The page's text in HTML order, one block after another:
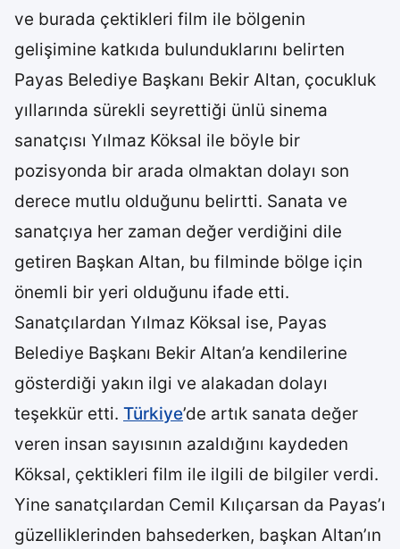
ve burada çektikleri film ile bölgenin
gelişimine katkıda bulunduklarını belirten
Payas Belediye Başkanı Bekir Altan, çocukluk
yıllarında sürekli seyrettiği ünlü sinema
sanatçısı Yılmaz Köksal ile böyle bir
pozisyonda bir arada olmaktan dolayı son
derece mutlu olduğunu belirtti. Sanata ve
sanatçıya her zaman değer verdiğini dile
getiren Başkan Altan, bu filminde bölge için
önemli bir yeri olduğunu ifade etti.
Sanatçılardan Yılmaz Köksal ise, Payas
Belediye Başkanı Bekir Altan’a kendilerine
gösterdiği yakın ilgi ve alakadan dolayı
teşekkür etti. Türkiye’de artık sanata değer
veren insan sayısının azaldığını kaydeden
Köksal, çektikleri film ile ilgili de bilgiler verdi.
Yine sanatçılardan Cemil Kılıçarsan da Payas’ı
güzelliklerinden bahsederken, başkan Altan’ın